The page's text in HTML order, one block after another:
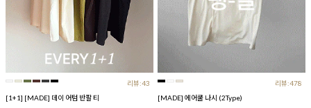
리뷰:43
[1+1] [MADE] 데이 어텀 반팔 티
리뷰:478
[MADE] 에어쿨 나시 (2Type)